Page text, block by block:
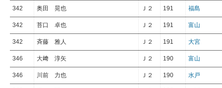
342 奥田 晃也 Ｊ２ 191 福島
342 苔口 卓也 Ｊ２ 191 富山
342 斉藤 雅人 Ｊ２ 191 大宮
346 大﨑 淳矢 Ｊ２ 190 富山
346 川前 力也 Ｊ２ 190 水戸